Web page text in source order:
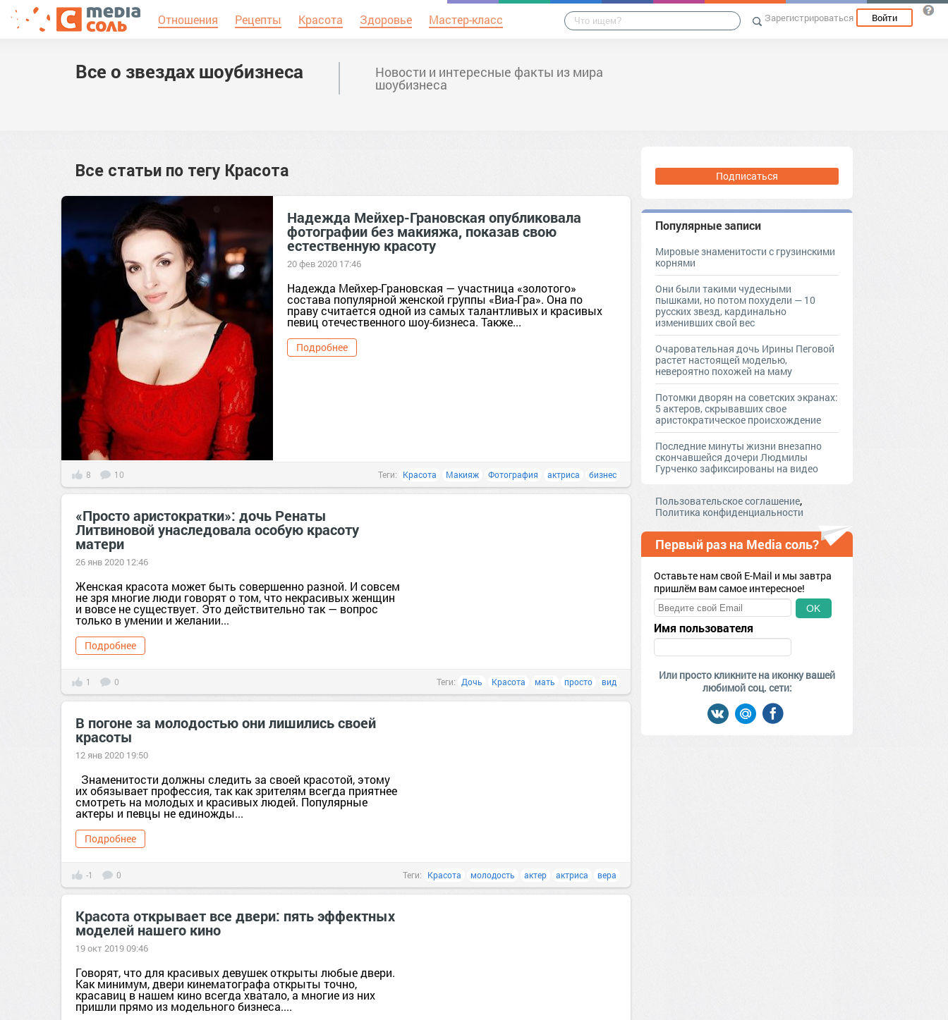
Отношения Рецепты Красота Здоровье Мастер-класс Зарегистрироваться Войти
Все о звездах шоубизнеса Новости и интересные факты из мира
шоубизнеса
Все статьи по тегу Красота
Надежда Мейхер-Грановская опубликовала
фотографии без макияжа, показав свою
естественную красоту
20 фев 2020 17:46
Надежда Мейхер-Грановская — участница «золотого»
состава популярной женской группы «Виа-Гра». Она по
праву считается одной из самых талантливых и красивых
певиц отечественного шоу-бизнеса. Также...
Подробнее
8 10 Теги: Красота Макияж Фотография актриса бизнес
«Просто аристократки»: дочь Ренаты
Литвиновой унаследовала особую красоту
матери
26 янв 2020 12:46
Женская красота может быть совершенно разной. И совсем
не зря многие люди говорят о том, что некрасивых женщин
и вовсе не существует. Это действительно так — вопрос
только в умении и желании...
Подробнее
1 0 Теги: Дочь Красота мать просто вид
В погоне за молодостью они лишились своей
красоты
12 янв 2020 19:50
Знаменитости должны следить за своей красотой, этому
их обязывает профессия, так как зрителям всегда приятнее
смотреть на молодых и красивых людей. Популярные
актеры и певцы не единожды...
Подробнее
-1 0 Теги: Красота молодость актер актриса вера
Красота открывает все двери: пять эффектных
моделей нашего кино
19 окт 2019 09:46
Говорят, что для красивых девушек открыты любые двери.
Как минимум, двери кинематографа открыты точно,
красавиц в нашем кино всегда хватало, а многие из них
пришли прямо из модельного бизнеса....
Подписаться
Популярные записи
Мировые знаменитости с грузинскими
корнями
Они были такими чудесными
пышками, но потом похудели — 10
русских звезд, кардинально
изменивших свой вес
Очаровательная дочь Ирины Пеговой
растет настоящей моделью,
невероятно похожей на маму
Потомки дворян на советских экранах:
5 актеров, скрывавших свое
аристократическое происхождение
Последние минуты жизни внезапно
скончавшейся дочери Людмилы
Гурченко зафиксированы на видео
Пользовательское соглашение,
Политика конфиденциальности
Первый раз на Media соль?
Оставьте нам свой E-Mail и мы завтра
пришлём вам самое интересное!
OK
Имя пользователя
Или просто кликните на иконку вашей
любимой соц. сети: